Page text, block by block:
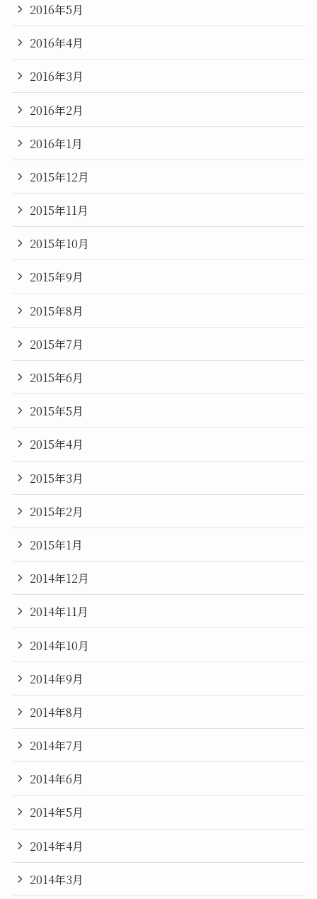
2016年5月
2016年4月
2016年3月
2016年2月
2016年1月
2015年12月
2015年11月
2015年10月
2015年9月
2015年8月
2015年7月
2015年6月
2015年5月
2015年4月
2015年3月
2015年2月
2015年1月
2014年12月
2014年11月
2014年10月
2014年9月
2014年8月
2014年7月
2014年6月
2014年5月
2014年4月
2014年3月